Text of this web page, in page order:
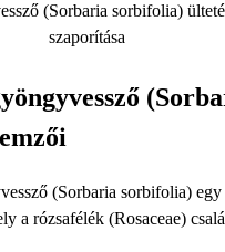
(Sorbaria sorbifolia)
szaporítása
(Sorbaria sorbifolia)
a rózsafélék (Rosaceae)